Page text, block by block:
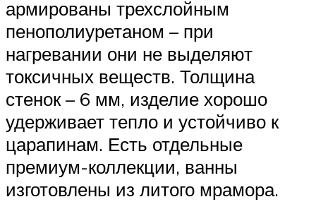
армированы трехслойным
пенополиуретаном – при
нагревании они не выделяют
токсичных веществ. Толщина
стенок – 6 мм, изделие хорошо
удерживает тепло и устойчиво к
царапинам. Есть отдельные
премиум-коллекции, ванны
изготовлены из литого мрамора.